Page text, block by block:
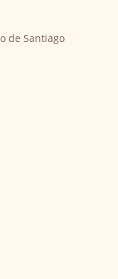
de Santiago